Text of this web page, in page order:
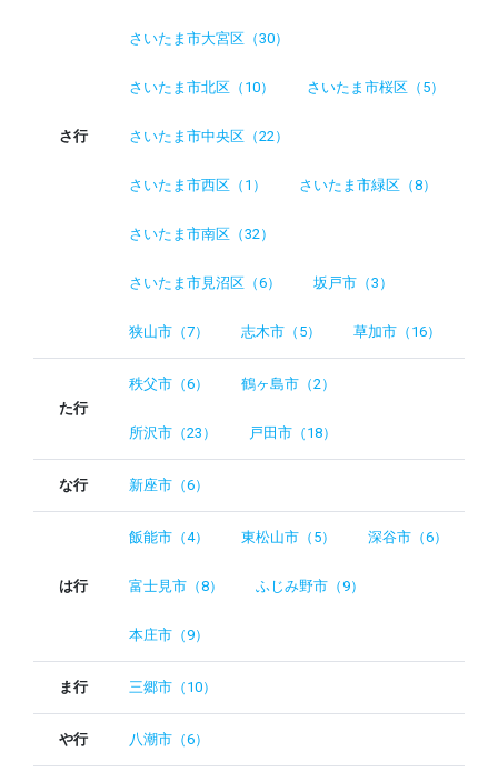
さ行
さいたま市大宮区（30）
さいたま市北区（10） さいたま市桜区（5）
さいたま市中央区（22）
さいたま市西区（1） さいたま市緑区（8）
さいたま市南区（32）
さいたま市見沼区（6） 坂戸市（3）
狭山市（7） 志木市（5） 草加市（16）
た行
秩父市（6） 鶴ヶ島市（2）
所沢市（23） 戸田市（18）
な行 新座市（6）
は行
飯能市（4） 東松山市（5） 深谷市（6）
富士見市（8） ふじみ野市（9）
本庄市（9）
ま行 三郷市（10）
や行 八潮市（6）